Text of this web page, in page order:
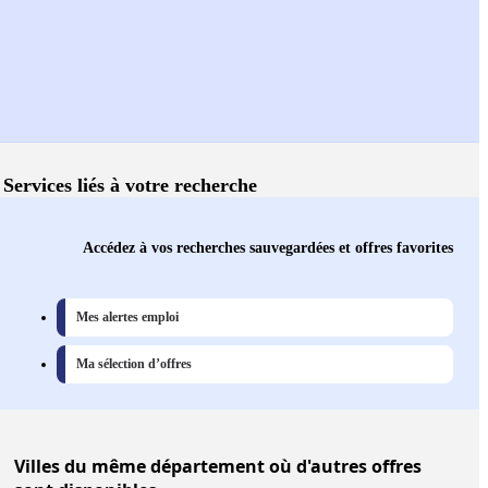
Services liés à votre recherche
Accédez à vos recherches sauvegardées et offres favorites
Mes alertes emploi
Ma sélection d’offres
Villesdu même département où d'autres offres